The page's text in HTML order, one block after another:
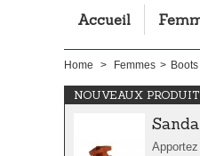
Accueil
Home > Femmes >
NOUVEAUX